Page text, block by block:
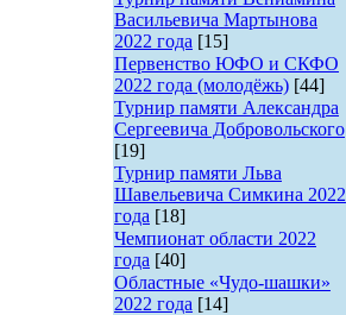
Васильевича Мартынова
2022 года [15]
Первенство ЮФО и СКФО
2022 года (молодёжь) [44]
Турнир памяти Александра
Сергеевича Добровольского
[19]
Турнир памяти Льва
Шавельевича Симкина 2022
года [18]
Чемпионат области 2022
года [40]
Областные «Чудо-шашки»
2022 года [14]